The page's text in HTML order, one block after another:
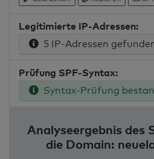
Legitimierte IP-Adressen:
5 IP-Adressen
Prüfung SPF-Syntax:
Syntax-Prüfung
Analyseergebnis des
die Domain: